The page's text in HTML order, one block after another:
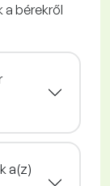
a bérekről
a(z)